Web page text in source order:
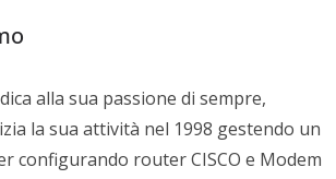
alla sua passione di sempre,
la sua attività nel 1998 gestendo un
configurando router CISCO e Modem